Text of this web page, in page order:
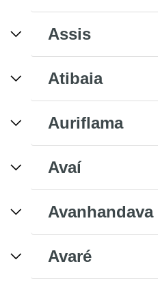
Assis
Atibaia
Auriflama
Avaí
Avanhandava
Avaré